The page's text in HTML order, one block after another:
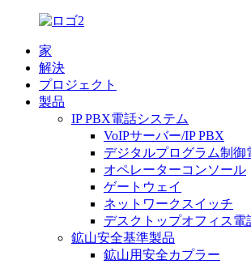
家
解決
プロジェクト
製品
IP PBX電話システム
VoIPサーバー/IP PBX
デジタルプログラム制御
オペレーターコンソール
ゲートウェイ
ネットワークスイッチ
デスクトップオフィス電
鉱山安全基準製品
鉱山用安全カプラー